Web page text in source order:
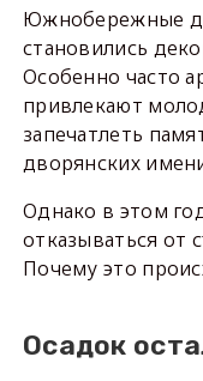
Южнобережные
становились
Особенно часто
привлекают
запечатлеть
дворянских
Однако в этом
отказываться от
Почему это
Осадок